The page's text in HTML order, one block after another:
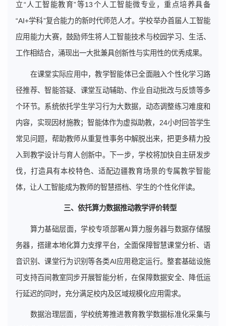
立“人工智能教育”等13个人工智能微专业，重点培养具备
“AI+学科”复合能力的新时代师范人才。学校举办首届人工智能
应用能力大赛，鼓励师生将人工智能技术与校园学习、生活、
工作相结合，涌现出一大批兼具创新性与实用性的优秀成果。
在课堂实际应用中，教学智能体已全面融入个性化学习路
径推荐、智能答疑、课堂互动辅助、作业自动批改与反馈等多
个环节。系统依托学生学习行为大数据，动态调整练习难度和
内容，实现因材施教；智能体作为虚拟助教，24小时回答学生
常见问题，帮助教师从重复性事务中解脱出来，把更多精力投
入到教学设计与育人创新中。下一步，学校将加快自主研发步
伐，打造具有本校特色、适配边疆教育场景的专属教学智能
体，让人工智能成为教师的智慧搭档、学生的个性化伴读。
三、依托算力数据推动教学评价转型
算力基础层面，学校专项部署AI算力服务器与数据存储服
务器，搭建本地化算力支撑平台，全面保障智慧课堂分析、语
音识别、课堂行为识别等各类AI应用稳定运行。整套基础设施
可支持百间教室同步开展智能分析，在保障数据安全、降低运
行延迟的同时，充分满足校内及区域规模化应用需求。
数据治理层面，学校统筹推进教育教学数据标准化采集与